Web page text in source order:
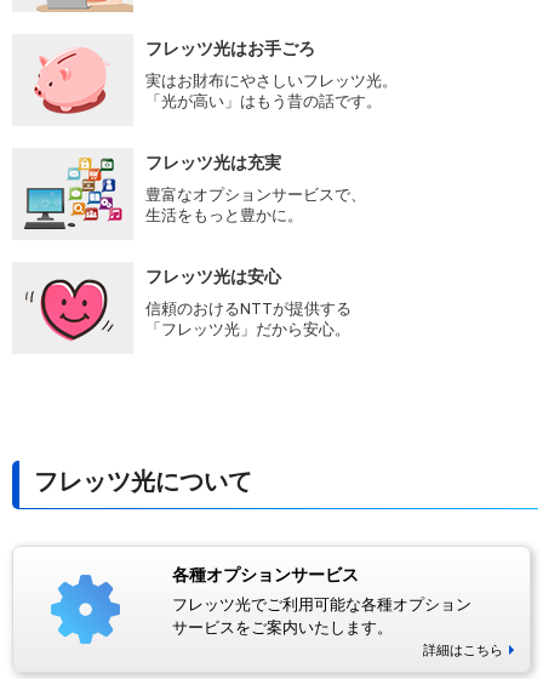
フレッツ光はお手ごろ
実はお財布にやさしいフレッツ光。
「光が高い」はもう昔の話です。
フレッツ光は充実
豊富なオプションサービスで、
生活をもっと豊かに。
フレッツ光は安心
信頼のおけるNTTが提供する
「フレッツ光」だから安心。
フレッツ光について
各種オプションサービス
フレッツ光でご利用可能な各種オプション
サービスをご案内いたします。
詳細はこちら